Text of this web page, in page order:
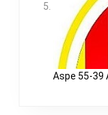
Aspe 55-39